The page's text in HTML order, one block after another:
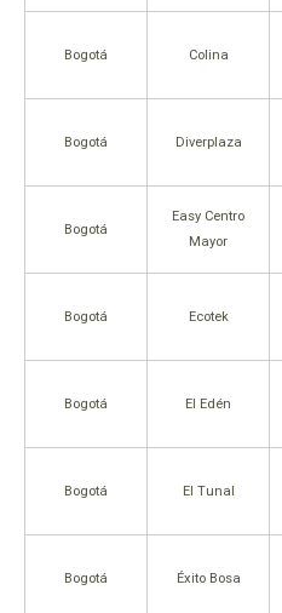
Bogotá Colina
Bogotá Diverplaza
Bogotá
Easy Centro
Mayor
Bogotá Ecotek
Bogotá El Edén
Bogotá El Tunal
Bogotá Éxito Bosa